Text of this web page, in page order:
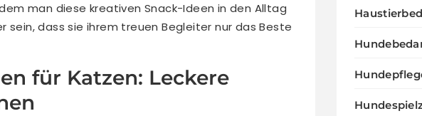
man diese kreativen Snack-Ideen in den Alltag
sein, dass sie ihrem treuen Begleiter nur das Beste
für Katzen: Leckere